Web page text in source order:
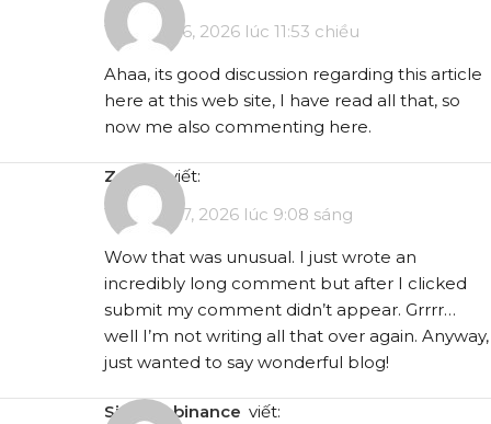
Tháng 1 26, 2026 lúc 11:53 chiều
Ahaa, its good discussion regarding this article
here at this web site, I have read all that, so
now me also commenting here.
z pack
viết:
Tháng 1 27, 2026 lúc 9:08 sáng
Wow that was unusual. I just wrote an
incredibly long comment but after I clicked
submit my comment didn’t appear. Grrrr…
well I’m not writing all that over again. Anyway,
just wanted to say wonderful blog!
sign up binance viết: